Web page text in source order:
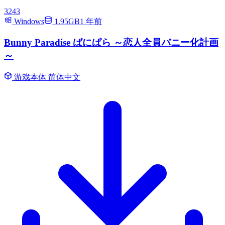
3243
Windows
1.95GB1 年前
Bunny Paradise ばにぱら ～恋人全員バニー化計画
～
游戏本体 简体中文